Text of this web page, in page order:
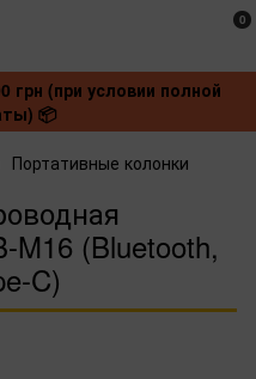
0
грн (при условии полной
📦
Портативные колонки
M16 (Bluetooth,
C)